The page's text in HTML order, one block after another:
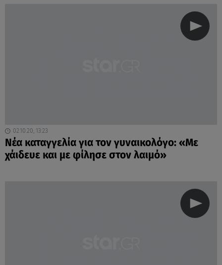
02.10.20, 13:23
Νέα καταγγελία για τον γυναικολόγο: «Με
χάιδευε και με φίλησε στον λαιμό»